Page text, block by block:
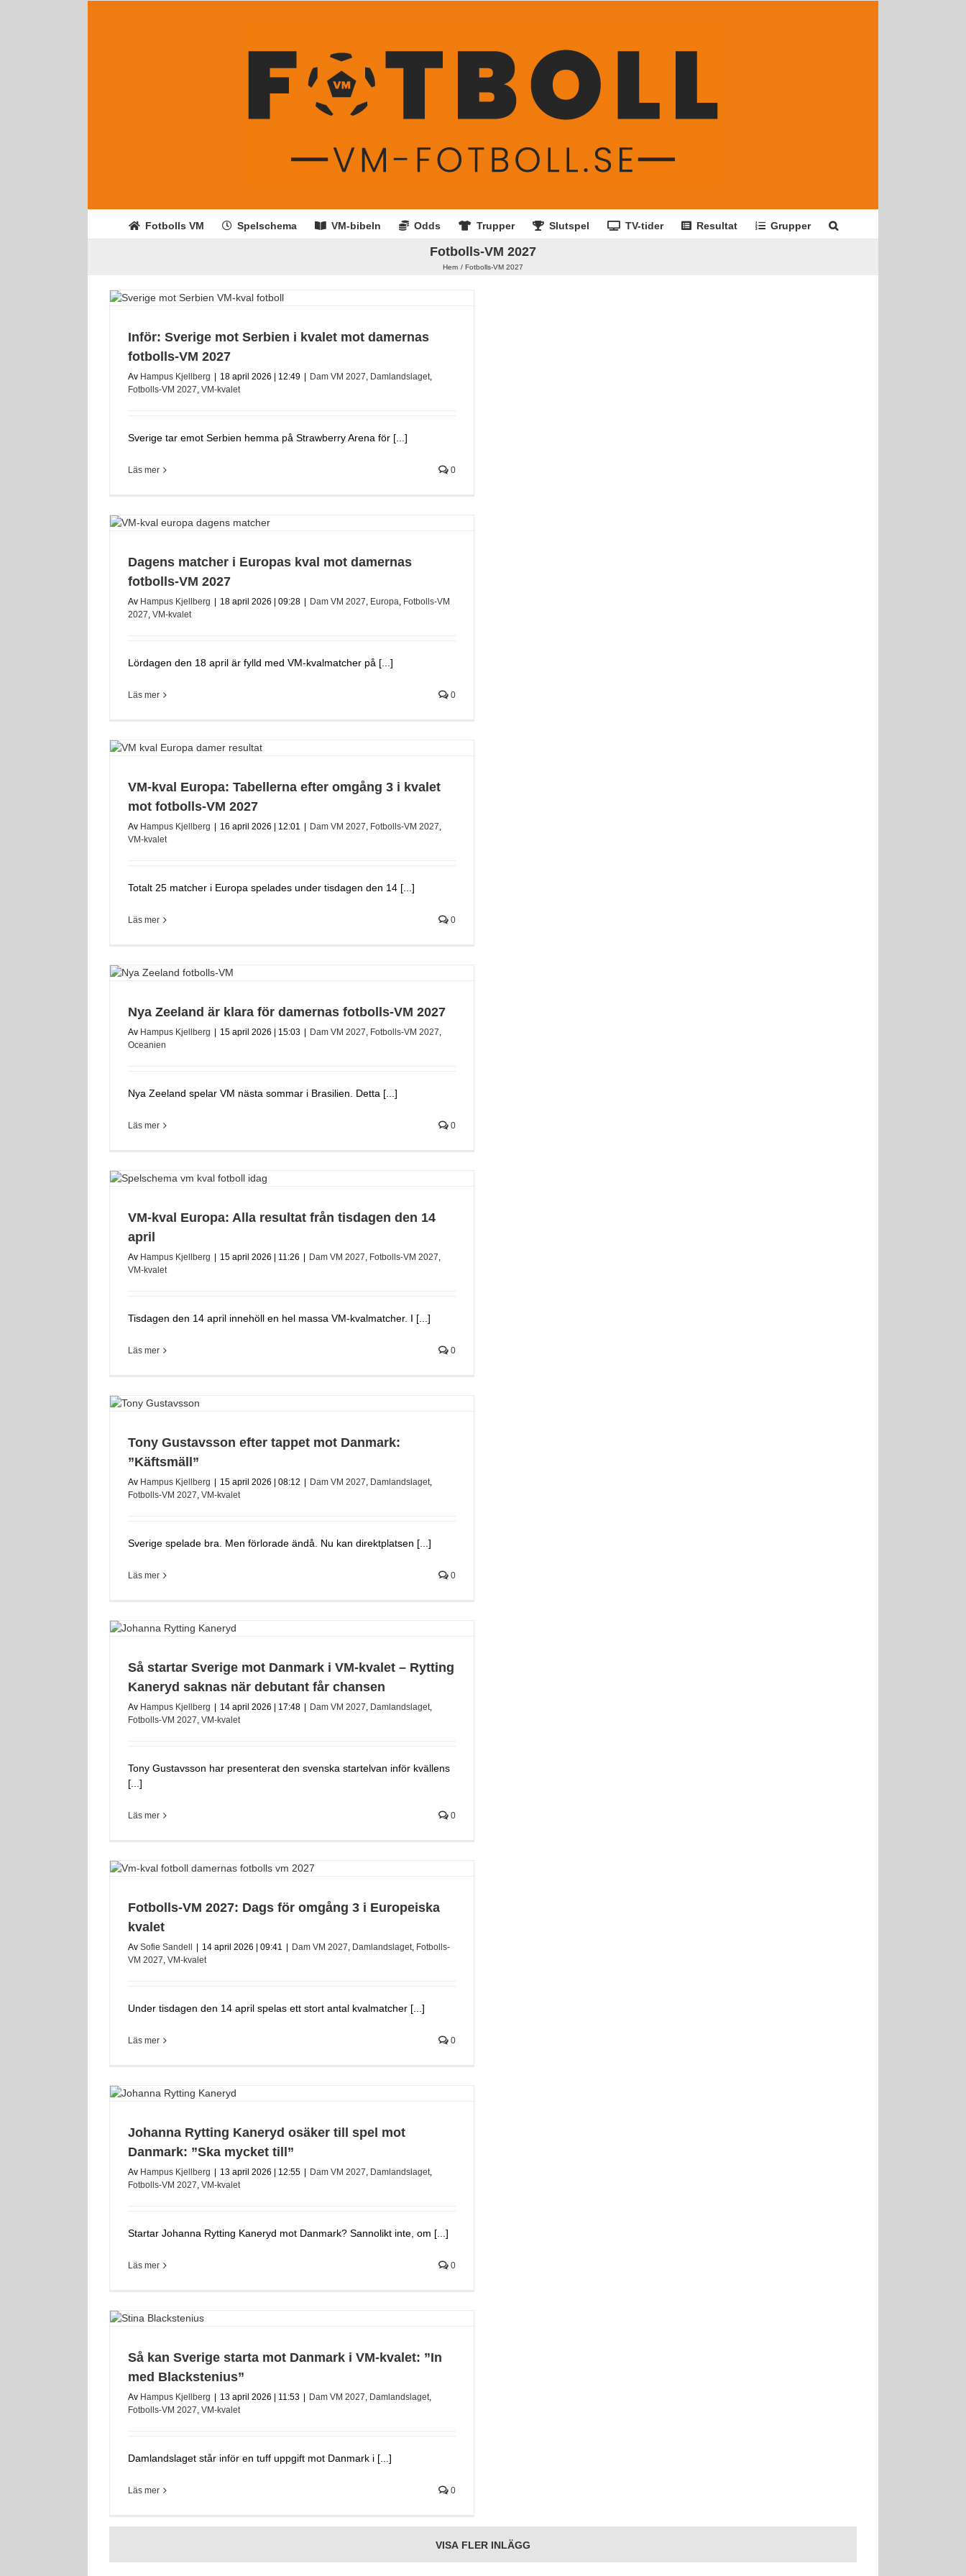
Fotbolls VM Spelschema VM-bibeln Odds Trupper Slutspel TV-tider Resultat Grupper
Fotbolls-VM 2027
Hem Fotbolls-VM 2027
Inför: Sverige mot Serbien i kvalet mot damernas
fotbolls-VM 2027
Av Hampus Kjellberg 18 april 2026 | 12:49 Dam VM 2027, Damlandslaget,
Fotbolls-VM 2027, VM-kvalet
Sverige tar emot Serbien hemma på Strawberry Arena för [...]
Läs mer 0
Dagens matcher i Europas kval mot damernas
fotbolls-VM 2027
Av Hampus Kjellberg 18 april 2026 | 09:28 Dam VM 2027, Europa, Fotbolls-VM
2027, VM-kvalet
Lördagen den 18 april är fylld med VM-kvalmatcher på [...]
Läs mer 0
VM-kval Europa: Tabellerna efter omgång 3 i kvalet
mot fotbolls-VM 2027
Av Hampus Kjellberg 16 april 2026 | 12:01 Dam VM 2027, Fotbolls-VM 2027,
VM-kvalet
Totalt 25 matcher i Europa spelades under tisdagen den 14 [...]
Läs mer 0
Nya Zeeland är klara för damernas fotbolls-VM 2027
Av Hampus Kjellberg 15 april 2026 | 15:03 Dam VM 2027, Fotbolls-VM 2027,
Oceanien
Nya Zeeland spelar VM nästa sommar i Brasilien. Detta [...]
Läs mer 0
VM-kval Europa: Alla resultat från tisdagen den 14
april
Av Hampus Kjellberg 15 april 2026 | 11:26 Dam VM 2027, Fotbolls-VM 2027,
VM-kvalet
Tisdagen den 14 april innehöll en hel massa VM-kvalmatcher. I [...]
Läs mer 0
Tony Gustavsson efter tappet mot Danmark:
”Käftsmäll”
Av Hampus Kjellberg 15 april 2026 | 08:12 Dam VM 2027, Damlandslaget,
Fotbolls-VM 2027, VM-kvalet
Sverige spelade bra. Men förlorade ändå. Nu kan direktplatsen [...]
Läs mer 0
Så startar Sverige mot Danmark i VM-kvalet – Rytting
Kaneryd saknas när debutant får chansen
Av Hampus Kjellberg 14 april 2026 | 17:48 Dam VM 2027, Damlandslaget,
Fotbolls-VM 2027, VM-kvalet
Tony Gustavsson har presenterat den svenska startelvan inför kvällens
[...]
Läs mer 0
Fotbolls-VM 2027: Dags för omgång 3 i Europeiska
kvalet
Av Sofie Sandell 14 april 2026 | 09:41 Dam VM 2027, Damlandslaget, Fotbolls-
VM 2027, VM-kvalet
Under tisdagen den 14 april spelas ett stort antal kvalmatcher [...]
Läs mer 0
Johanna Rytting Kaneryd osäker till spel mot
Danmark: ”Ska mycket till”
Av Hampus Kjellberg 13 april 2026 | 12:55 Dam VM 2027, Damlandslaget,
Fotbolls-VM 2027, VM-kvalet
Startar Johanna Rytting Kaneryd mot Danmark? Sannolikt inte, om [...]
Läs mer 0
Så kan Sverige starta mot Danmark i VM-kvalet: ”In
med Blackstenius”
Av Hampus Kjellberg 13 april 2026 | 11:53 Dam VM 2027, Damlandslaget,
Fotbolls-VM 2027, VM-kvalet
Damlandslaget står inför en tuff uppgift mot Danmark i [...]
Läs mer 0
VISA FLER INLÄGG